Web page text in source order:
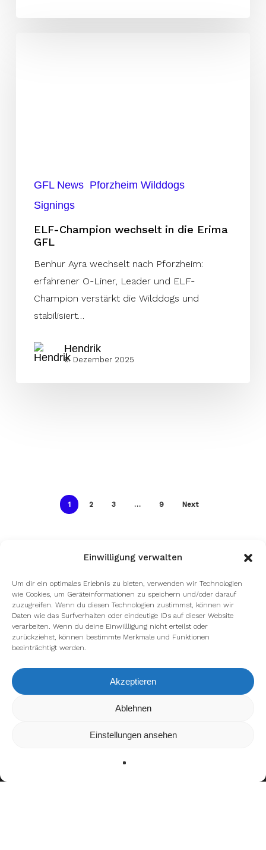
Einwilligung verwalten
Um dir ein optimales Erlebnis zu bieten, verwenden wir Technologien
wie Cookies, um Geräteinformationen zu speichern und/oder darauf
zuzugreifen. Wenn du diesen Technologien zustimmst, können wir
Daten wie das Surfverhalten oder eindeutige IDs auf dieser Website
verarbeiten. Wenn du deine Einwillligung nicht erteilst oder
zurückziehst, können bestimmte Merkmale und Funktionen
beeinträchtigt werden.
Akzeptieren
Ablehnen
Einstellungen ansehen
GFL News Pforzheim Wilddogs
Signings
ELF-Champion wechselt in die Erima
GFL
Benhur Ayra wechselt nach Pforzheim:
erfahrener O-Liner, Leader und ELF-
Champion verstärkt die Wilddogs und
stabilisiert…
Hendrik
6. Dezember 2025
1 2 3 … 9 Next
Wir verwenden Cookies, um dir die bestmögliche Erfahrung auf
kannst du erfahren, welche Cookies wir
verwenden oder sie ausschalten.